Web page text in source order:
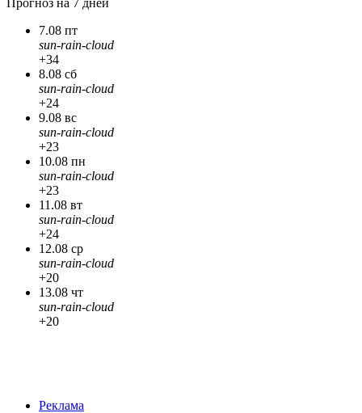
Прогноз на 7 дней
7.08 пт
sun-rain-cloud
+34
8.08 сб
sun-rain-cloud
+24
9.08 вс
sun-rain-cloud
+23
10.08 пн
sun-rain-cloud
+23
11.08 вт
sun-rain-cloud
+24
12.08 ср
sun-rain-cloud
+20
13.08 чт
sun-rain-cloud
+20
Реклама